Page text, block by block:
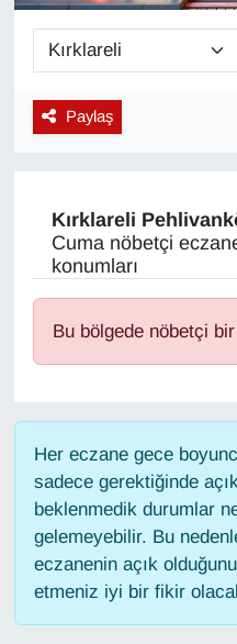
Paylaş
Kırklareli
Cuma nöbetçi
konumları
Bu bölgede nöbetçi
Her eczane gece
sadece gerektiğinde
beklenmedik durumlar
gelemeyebilir. Bu
eczanenin açık
etmeniz iyi bir fikir
Diğer
DÜNYA
EKONOMİ
Eleman
Emlak
Güncel
Gündem
Haber